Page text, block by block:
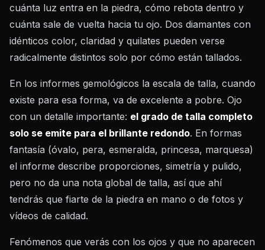
cuánta luz entra en la piedra, cómo rebota dentro y
cuánta sale de vuelta hacia tu ojo. Dos diamantes con
idénticos color, claridad y quilates pueden verse
radicalmente distintos solo por cómo están tallados.
En los informes gemológicos la escala de talla, cuando
existe para esa forma, va de excelente a pobre. Ojo
con un detalle importante: el grado de talla completo
solo se emite para el brillante redondo. En formas
fantasía (óvalo, pera, esmeralda, princesa, marquesa)
el informe describe proporciones, simetría y pulido,
pero no da una nota global de talla, así que ahí
tendrás que fiarte de la piedra en mano o de fotos y
vídeos de calidad.
Fenómenos que verás con los ojos y que no aparecen